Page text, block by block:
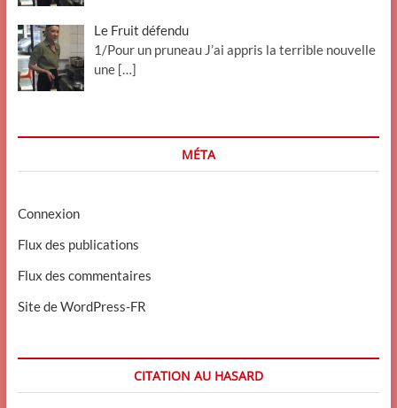
Le Fruit défendu
1/Pour un pruneau J’ai appris la terrible nouvelle
une […]
MÉTA
Connexion
Flux des publications
Flux des commentaires
Site de WordPress-FR
CITATION AU HASARD